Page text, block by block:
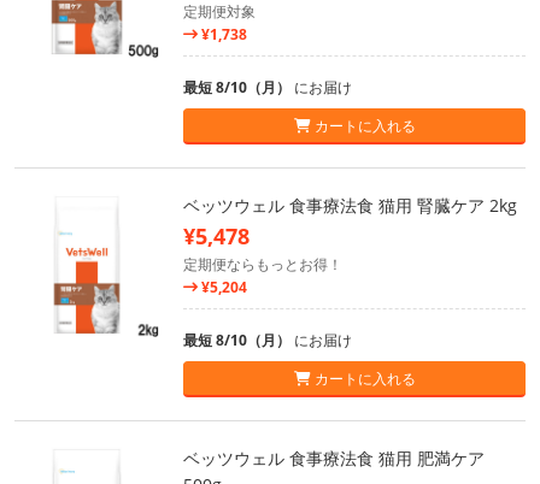
定期便対象
¥1,738
最短 8/10（月） にお届け
カートに入れる
ベッツウェル 食事療法食 猫用 腎臓ケア 2kg
¥5,478
定期便ならもっとお得！
¥5,204
最短 8/10（月） にお届け
カートに入れる
ベッツウェル 食事療法食 猫用 肥満ケア